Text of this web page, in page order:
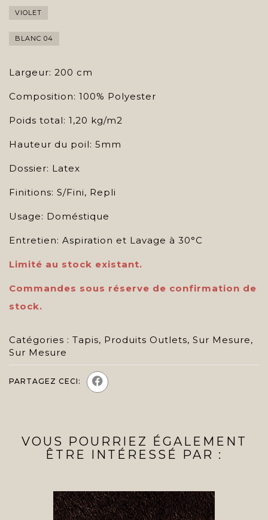
VIOLET
BLANC 04
Largeur: 200 cm
Composition: 100% Polyester
Poids total: 1,20 kg/m2
Hauteur du poil: 5mm
Dossier: Latex
Finitions: S/Fini, Repli
Usage: Doméstique
Entretien: Aspiration et Lavage à 30°C
Limité au stock existant.
Commandes sous réserve de confirmation de
stock.
Catégories : Tapis, Produits Outlets, Sur Mesure,
Sur Mesure
PARTAGEZ CECI:
VOUS POURRIEZ ÉGALEMENT
ÊTRE INTÉRESSÉ PAR :